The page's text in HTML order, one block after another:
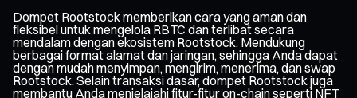
Dompet Rootstock memberikan cara yang aman dan
fleksibel untuk mengelola RBTC dan terlibat secara
mendalam dengan ekosistem Rootstock. Mendukung
berbagai format alamat dan jaringan, sehingga Anda dapat
dengan mudah menyimpan, mengirim, menerima, dan swap
Rootstock. Selain transaksi dasar, dompet Rootstock juga
membantu Anda menjelajahi fitur-fitur on-chain seperti NFT